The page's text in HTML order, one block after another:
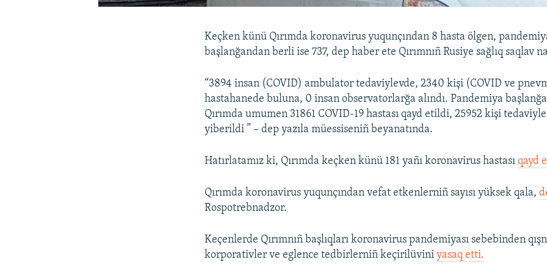
Keçken künü Qırımda koronavirus yuqunçından 8 hasta ölgen,
başlanğandan berli ise 737, dep haber ete Qırımnıñ Rusiye sağlıq saqlav
“3894 insan (COVID) ambulator tedaviylevde, 2340 kişi (COVID ve
hastahanede buluna, 0 insan observatorlarğa alındı. Pandemiya
Qırımda umumen 31861 COVID-19 hastası qayd etildi, 25952 kişi
yiberildi ” – dep yazıla müessiseniñ beyanatında.
Hatırlatamız ki, Qırımda keçken künü 181 yañı koronavirus hastasıqayd
Qırımda koronavirus yuqunçından vefat etkenlerniñ sayısı yüksek qala,
Rospotrebnadzor.
Keçenlerde Qırımnıñ başlıqları koronavirus pandemiyası sebebinden
korporativler ve eglence tedbirlerniñ keçirilüviniyasaq etti.